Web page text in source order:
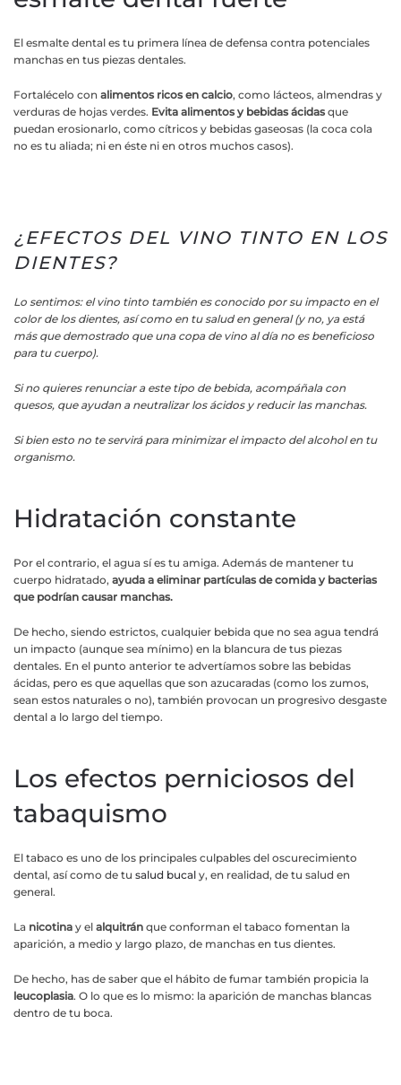
El esmalte dental es tu primera línea de defensa contra potenciales
manchas en tus piezas dentales.
Fortalécelo con alimentos ricos en calcio, como lácteos, almendras y
verduras de hojas verdes. Evita alimentos y bebidas ácidas que
puedan erosionarlo, como cítricos y bebidas gaseosas (la coca cola
no es tu aliada; ni en éste ni en otros muchos casos).
¿EFECTOS DEL VINO TINTO EN LOS
DIENTES?
Lo sentimos: el vino tinto también es conocido por su impacto en el
color de los dientes, así como en tu salud en general (y no, ya está
más que demostrado que una copa de vino al día no es beneficioso
para tu cuerpo).
Si no quieres renunciar a este tipo de bebida, acompáñala con
quesos, que ayudan a neutralizar los ácidos y reducir las manchas.
Si bien esto no te servirá para minimizar el impacto del alcohol en tu
organismo.
Hidratación constante
Por el contrario, el agua sí es tu amiga. Además de mantener tu
cuerpo hidratado, ayuda a eliminar partículas de comida y bacterias
que podrían causar manchas.
De hecho, siendo estrictos, cualquier bebida que no sea agua tendrá
un impacto (aunque sea mínimo) en la blancura de tus piezas
dentales. En el punto anterior te advertíamos sobre las bebidas
ácidas, pero es que aquellas que son azucaradas (como los zumos,
sean estos naturales o no), también provocan un progresivo desgaste
dental a lo largo del tiempo.
Los efectos perniciosos del
tabaquismo
El tabaco es uno de los principales culpables del oscurecimiento
dental, así como de tu salud bucal y, en realidad, de tu salud en
general.
La nicotina y el alquitrán que conforman el tabaco fomentan la
aparición, a medio y largo plazo, de manchas en tus dientes.
De hecho, has de saber que el hábito de fumar también propicia la
leucoplasia. O lo que es lo mismo: la aparición de manchas blancas
dentro de tu boca.